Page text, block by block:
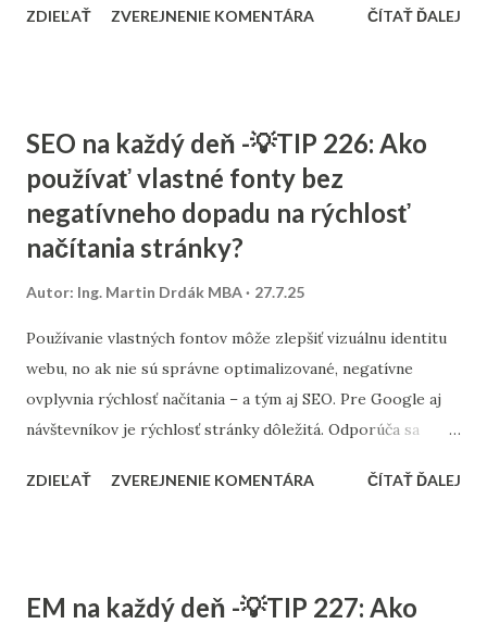
kľúčových slov, segmentov publika aj zariadení. Zvážte
dostupná možnosť porovnávania dát medzi obdobiami.
Využitie týchto funkcií šetrí čas a pomáha pri optimalizácii.
Dôležité je však pozerať sa nielen na priemery, ale aj na
trendy.
ZDIEĽAŤ ZVEREJNENIE KOMENTÁRA ČÍTAŤ ĎALEJ
SEO na každý deň -💡TIP 226: Ako
používať vlastné fonty bez
negatívneho dopadu na rýchlosť
načítania stránky?
Autor: Ing. Martin Drdák MBA 27.7.25
Používanie vlastných fontov môže zlepšiť vizuálnu identitu
webu, no ak nie sú správne optimalizované, negatívne
ovplyvnia rýchlosť načítania – a tým aj SEO. Pre Google aj
návštevníkov je rýchlosť stránky dôležitá. Odporúča sa
), zjednotiť formáty (napr. .woff2 ) a nastaviť font-display:
že prehliadač začne sťahovať font ešte pred vykreslením
ZDIEĽAŤ ZVEREJNENIE KOMENTÁRA ČÍTAŤ ĎALEJ
EM na každý deň -💡TIP 227: Ako